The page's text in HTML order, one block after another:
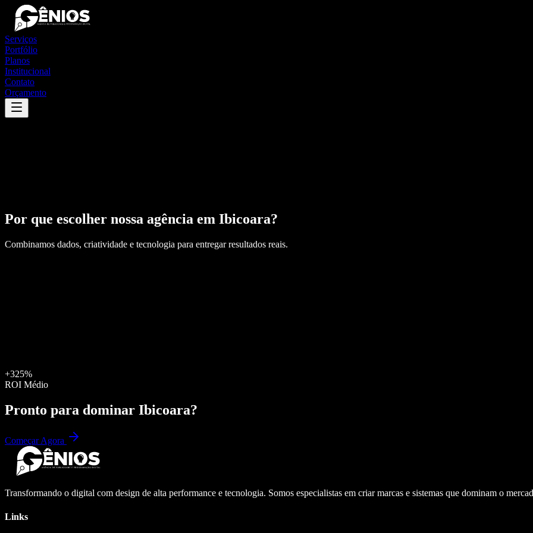
Serviços
Portfólio
Planos
Institucional
Contato
Orçamento
Por que escolher nossa agência em Ibicoara?
Combinamos dados, criatividade e tecnologia para entregar resultados reais.
+325%
ROI Médio
Pronto para dominar Ibicoara?
Começar Agora
Transformando o digital com design de alta performance e tecnologia. Somos especialistas em criar marcas e sistemas que dominam o
Links